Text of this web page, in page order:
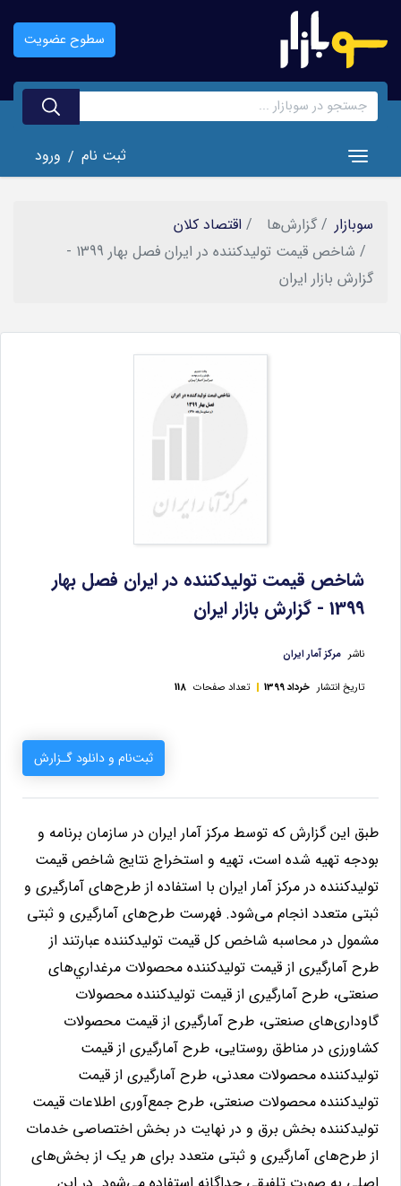
اصلی
سطوح عضویت
Toggle navigation ثبت نام / ورود
سوبازار گزارش‌ها
اقتصاد کلان
شاخص قيمت توليدكننده در ايران فصل بهار 1399 -
گزارش بازار ایران
شاخص قيمت توليدكننده در ايران فصل بهار
1399 - گزارش بازار ایران
ناشر مرکز آمار ایران
تاریخ انتشار خرداد 1399 تعداد صفحات 118
ثبت‌نام و دانلود گـزارش
طبق این گزارش که توسط مرکز آمار ایران در سازمان برنامه و
بودجه تهیه شده است، تهيه و استخراج نتايج شاخص قيمت
توليدكننده در مركز آمار ايران با استفاده از طرح‌های آمارگيری و
ثبتی متعدد انجام می‌شود. فهرست طرح‌های آمارگيری و ثبتی
مشمول در محاسبه شاخص كل قيمت توليدكننده عبارتند از
طرح آمارگيری از قيمت توليدكننده محصولات مرغداري‌های
صنعتی، طرح آمارگيری از قيمت توليدكننده محصولات
گاوداری‌های صنعتی، طرح آمارگيری از قيمت محصولات
كشاورزی در مناطق روستايی، طرح آمارگيری از قيمت
توليدكننده محصولات معدنی، طرح آمارگيری از قيمت
توليدكننده محصولات صنعتی، طرح جمع‌آوری اطلاعات قيمت
توليدكننده بخش برق و در نهايت در بخش اختصاصی خدمات
از طرح‌های آمارگيری و ثبتی متعدد برای هر يک از بخش‌های